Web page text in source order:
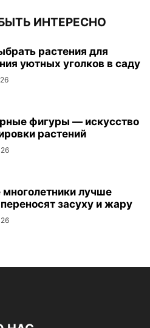
ИНТЕРЕСНО
растения для
уютных уголков в саду
фигуры — искусство
растений
многолетники лучше
переносят засуху и жару